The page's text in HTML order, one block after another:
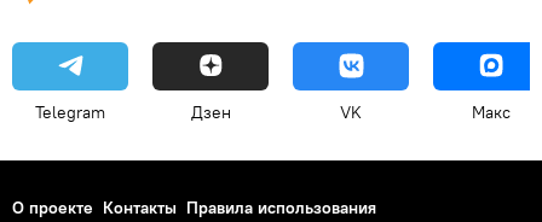
Telegram Дзен VK Макс
О проекте Контакты Правила использования